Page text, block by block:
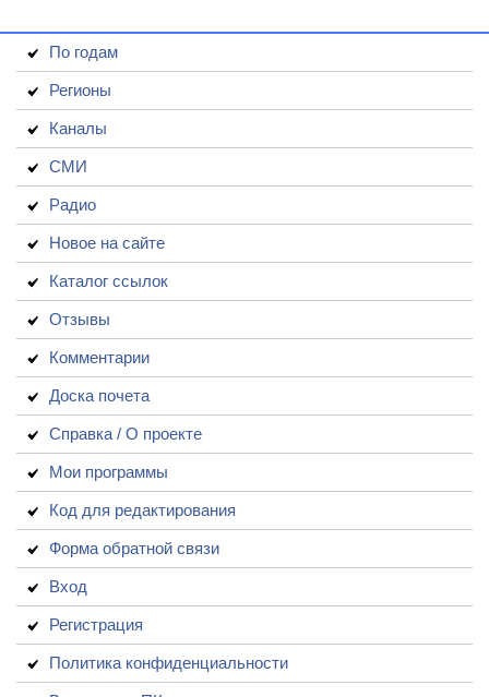
По годам
Регионы
Каналы
СМИ
Радио
Новое на сайте
Каталог ссылок
Отзывы
Комментарии
Доска почета
Справка / О проекте
Мои программы
Код для редактирования
Форма обратной связи
Вход
Регистрация
Политика конфиденциальности